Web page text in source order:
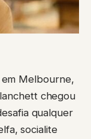
em Melbourne,
chegou
qualquer
socialite